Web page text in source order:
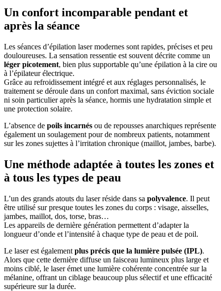
Un confort incomparable pendant et
après la séance
Les séances d’épilation laser modernes sont rapides, précises et peu
douloureuses. La sensation ressentie est souvent décrite comme un
léger picotement, bien plus supportable qu’une épilation à la cire ou
à l’épilateur électrique.
Grâce au refroidissement intégré et aux réglages personnalisés, le
traitement se déroule dans un confort maximal, sans éviction sociale
ni soin particulier après la séance, hormis une hydratation simple et
une protection solaire.
L’absence de poils incarnés ou de repousses anarchiques représente
également un soulagement pour de nombreux patients, notamment
sur les zones sujettes à l’irritation chronique (maillot, jambes, barbe).
Une méthode adaptée à toutes les zones et
à tous les types de peau
L’un des grands atouts du laser réside dans sa polyvalence. Il peut
être utilisé sur presque toutes les zones du corps : visage, aisselles,
jambes, maillot, dos, torse, bras…
Les appareils de dernière génération permettent d’adapter la
longueur d’onde et l’intensité à chaque type de peau et de poil.
Le laser est également plus précis que la lumière pulsée (IPL).
Alors que cette dernière diffuse un faisceau lumineux plus large et
moins ciblé, le laser émet une lumière cohérente concentrée sur la
mélanine, offrant un ciblage beaucoup plus sélectif et une efficacité
supérieure sur la durée.